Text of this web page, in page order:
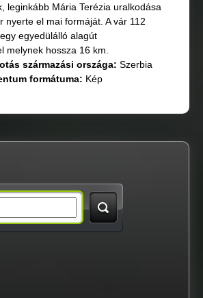
leginkább Mária Terézia uralkodása
nyerte el mai formáját. A vár 112
egyedülálló alagút
melynek hossza 16 km.
származási országа: Szerbia
formátuma: Kép